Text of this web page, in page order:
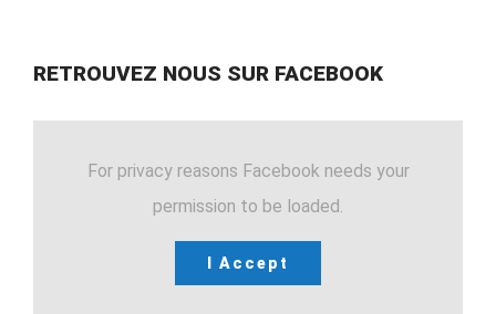
RETROUVEZ NOUS SUR FACEBOOK
For privacy reasons Facebook needs your
permission to be loaded.
I Accept